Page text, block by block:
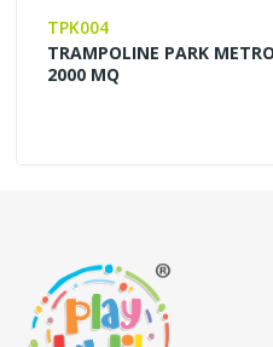
TPK004
TRAMPOLINE PARK
2000 MQ